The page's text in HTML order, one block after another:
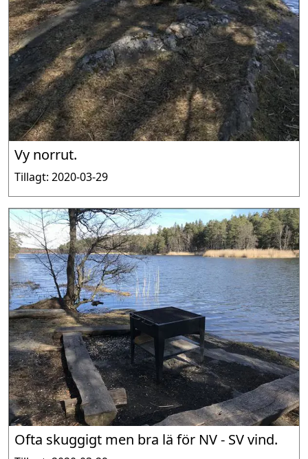
Vy norrut.
Tillagt: 2020-03-29
Ofta skuggigt men bra lä för NV - SV vind.